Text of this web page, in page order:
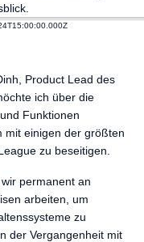
Product Lead des
ich über die
Funktionen
mit einigen der größten
zu beseitigen.
permanent an
arbeiten, um
zu
der Vergangenheit mit